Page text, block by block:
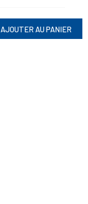
AJOUTER AU PANIER